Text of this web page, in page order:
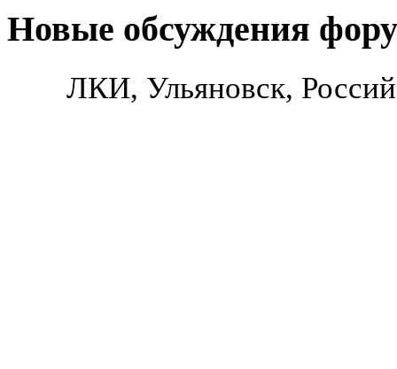
Новые обсуждения
ЛКИ, Ульяновск,